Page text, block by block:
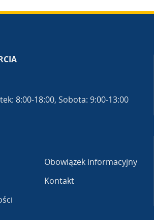
8:00-18:00, Sobota: 9:00-13:00
Obowiązek informacyjny
Kontakt